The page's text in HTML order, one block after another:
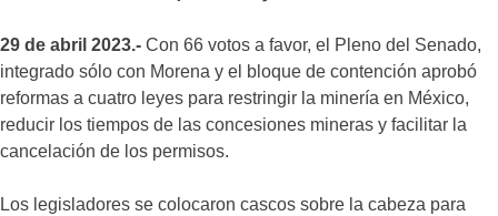
29 de abril 2023.- Con 66 votos a favor, el Pleno del Senado,
integrado sólo con Morena y el bloque de contención aprobó
reformas a cuatro leyes para restringir la minería en México,
reducir los tiempos de las concesiones mineras y facilitar la
cancelación de los permisos.
Los legisladores se colocaron cascos sobre la cabeza para